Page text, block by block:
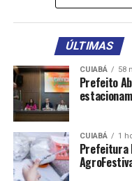
entre as
quem tem
mas de
produtivo”,
Segundo o ministro,
ÚLTIMAS
CUIABÁ 58
Prefeito
CUIABÁ 1
Prefeitura